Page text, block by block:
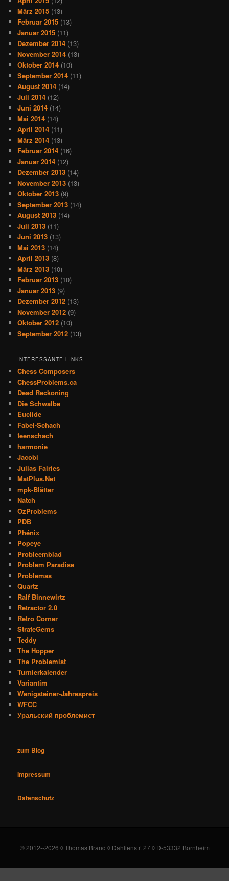
März 2015 (13)
Februar 2015 (13)
Januar 2015 (11)
Dezember 2014 (13)
November 2014 (13)
Oktober 2014 (10)
September 2014 (11)
August 2014 (14)
Juli 2014 (12)
Juni 2014 (14)
Mai 2014 (14)
April 2014 (11)
März 2014 (13)
Februar 2014 (16)
Januar 2014 (12)
Dezember 2013 (14)
November 2013 (13)
Oktober 2013 (9)
September 2013 (14)
August 2013 (14)
Juli 2013 (11)
Juni 2013 (13)
Mai 2013 (14)
April 2013 (8)
März 2013 (10)
Februar 2013 (10)
Januar 2013 (9)
Dezember 2012 (13)
November 2012 (9)
Oktober 2012 (10)
September 2012 (13)
INTERESSANTE LINKS
Chess Composers
ChessProblems.ca
Dead Reckoning
Die Schwalbe
Euclide
Fabel-Schach
feenschach
harmonie
Jacobi
Julias Fairies
MatPlus.Net
mpk-Blätter
Natch
OzProblems
PDB
Phénix
Popeye
Probleemblad
Problem Paradise
Problemas
Quartz
Ralf Binnewirtz
Retractor 2.0
Retro Corner
StrateGems
Teddy
The Hopper
The Problemist
Turnierkalender
Variantim
Wenigsteiner-Jahrespreis
WFCC
Уральский проблемист
zum Blog
Impressum
Datenschutz
© 2012--2026 ◊ Thomas Brand ◊ Dahlienstr. 27 ◊ D-53332 Bornheim